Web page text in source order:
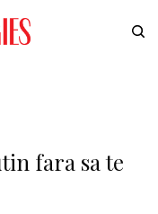
fara sa te